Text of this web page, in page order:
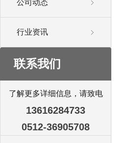
公司动态
行业资讯
联系我们
了解更多详细信息，请致电
13616284733
0512-36905708